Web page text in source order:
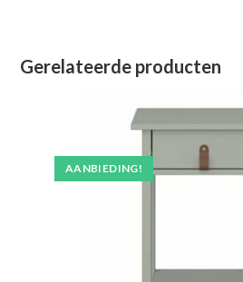
Gerelateerde producten
AANBIEDING!